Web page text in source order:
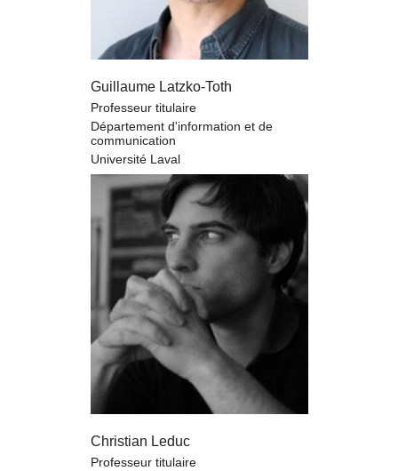
Guillaume Latzko-Toth
Professeur titulaire
Département d'information et de
communication
Université Laval
Christian Leduc
Professeur titulaire